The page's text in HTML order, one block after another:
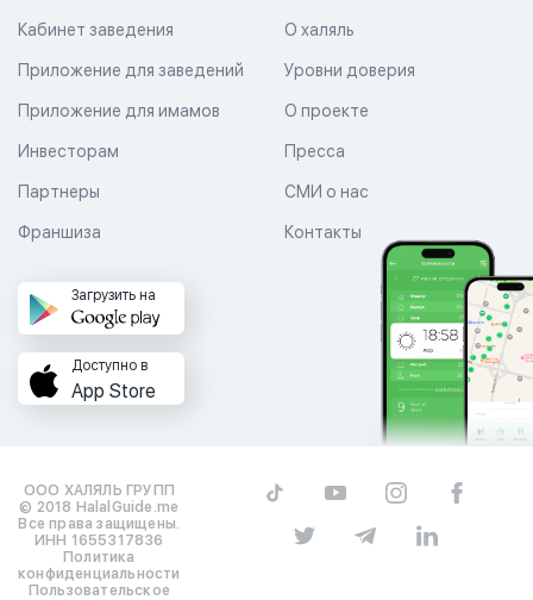
О халяль
Уровни доверия
Кабинет заведения
Приложение для заведений
Приложение для имамов О проекте
Пресса
СМИ о нас
Контакты
Инвесторам
Партнеры
Франшиза
Загрузить на
Доступно в
App Store
ООО ХАЛЯЛЬ ГРУПП
© 2018 HalalGuide.me
Все права защищены.
ИНН 1655317836
Политика
конфиденциальности
Пользовательское